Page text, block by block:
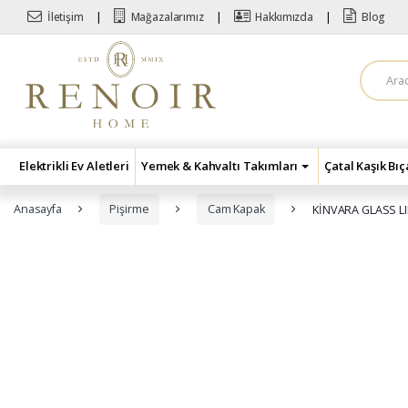
Skip to navigation
Skip to content
İletişim Mağazalarımız Hakkımızda Blog
A
r
a
Elektrikli Ev Aletleri Yemek & Kahvaltı Takımları Çatal Kaşık
Anasayfa Pişirme Cam Kapak KİNVARA GLASS